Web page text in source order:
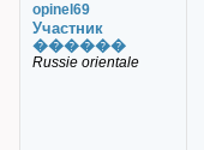
opinel69
Участник
������
Russie orientale